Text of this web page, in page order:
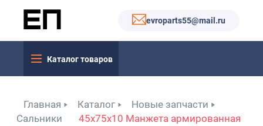
evroparts55@mail.ru
Каталог товаров
Главная Каталог
Новые запчасти
Сальники
45x75x10 Манжета армированная